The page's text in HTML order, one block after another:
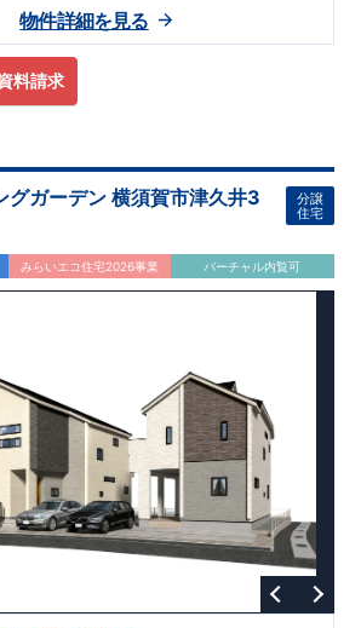
ゆとりある暮らしを叶える魅力的な住まい
えた収納豊富な住まい
WIC）に加え、季節物や思い出の品の収
採用。 衣類や生活用品をすっきり整理で
駅徒歩20分、落ち着いた住環境JR横浜線
分の立地。 通勤・通学にも利用しやす
落ち着いた住環境の両方を享受できま
便施設も揃い、ご家族が安心して暮らせる
北小学校 徒歩
分
北中学校 徒歩17分
幼稚園 徒歩7分
ときわ店 徒歩7分
デンのこだわり ◇
【全棟自社一貫体制】
。が明確だからこそ、お客様の安心に繋が
工、営業が互いに協力しあい、最良のプラ
。・不要な中間マージンを抑えることで、
・東栄住宅
を取得。建築基準法で定めら
料請求
物件詳細を見る
グガーデン 横須賀市津久井3
分譲
住宅
みらいエコ住宅2026事業 バーチャル内覧可